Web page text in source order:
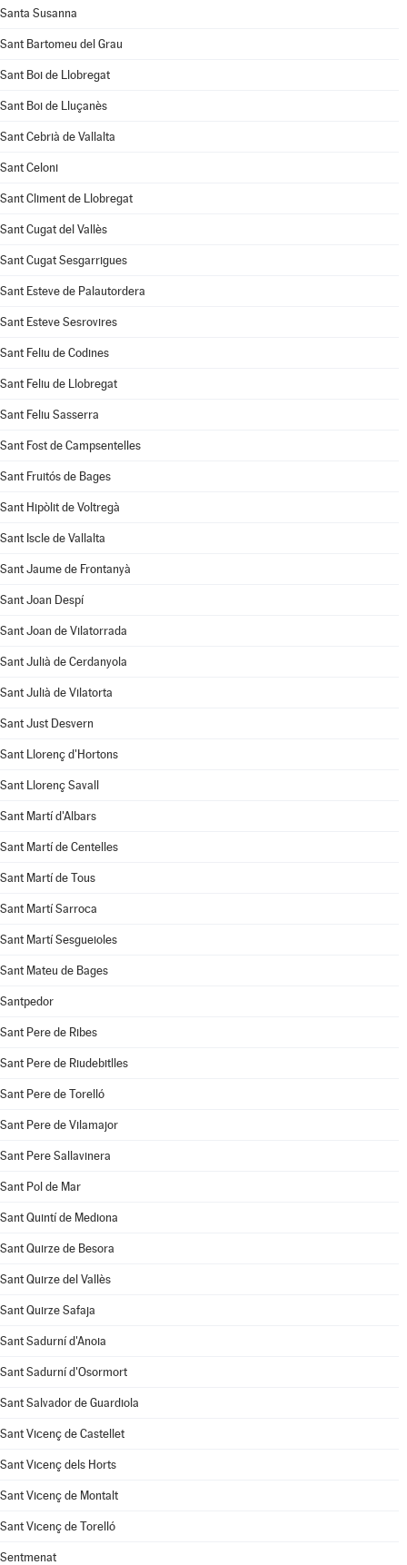
Santa Susanna
Sant Bartomeu del Grau
Sant Boi de Llobregat
Sant Boi de Lluçanès
Sant Cebrià de Vallalta
Sant Celoni
Sant Climent de Llobregat
Sant Cugat del Vallès
Sant Cugat Sesgarrigues
Sant Esteve de Palautordera
Sant Esteve Sesrovires
Sant Feliu de Codines
Sant Feliu de Llobregat
Sant Feliu Sasserra
Sant Fost de Campsentelles
Sant Fruitós de Bages
Sant Hipòlit de Voltregà
Sant Iscle de Vallalta
Sant Jaume de Frontanyà
Sant Joan Despí
Sant Joan de Vilatorrada
Sant Julià de Cerdanyola
Sant Julià de Vilatorta
Sant Just Desvern
Sant Llorenç d'Hortons
Sant Llorenç Savall
Sant Martí d'Albars
Sant Martí de Centelles
Sant Martí de Tous
Sant Martí Sarroca
Sant Martí Sesgueioles
Sant Mateu de Bages
Santpedor
Sant Pere de Ribes
Sant Pere de Riudebitlles
Sant Pere de Torelló
Sant Pere de Vilamajor
Sant Pere Sallavinera
Sant Pol de Mar
Sant Quintí de Mediona
Sant Quirze de Besora
Sant Quirze del Vallès
Sant Quirze Safaja
Sant Sadurní d'Anoia
Sant Sadurní d'Osormort
Sant Salvador de Guardiola
Sant Vicenç de Castellet
Sant Vicenç dels Horts
Sant Vicenç de Montalt
Sant Vicenç de Torelló
Sentmenat